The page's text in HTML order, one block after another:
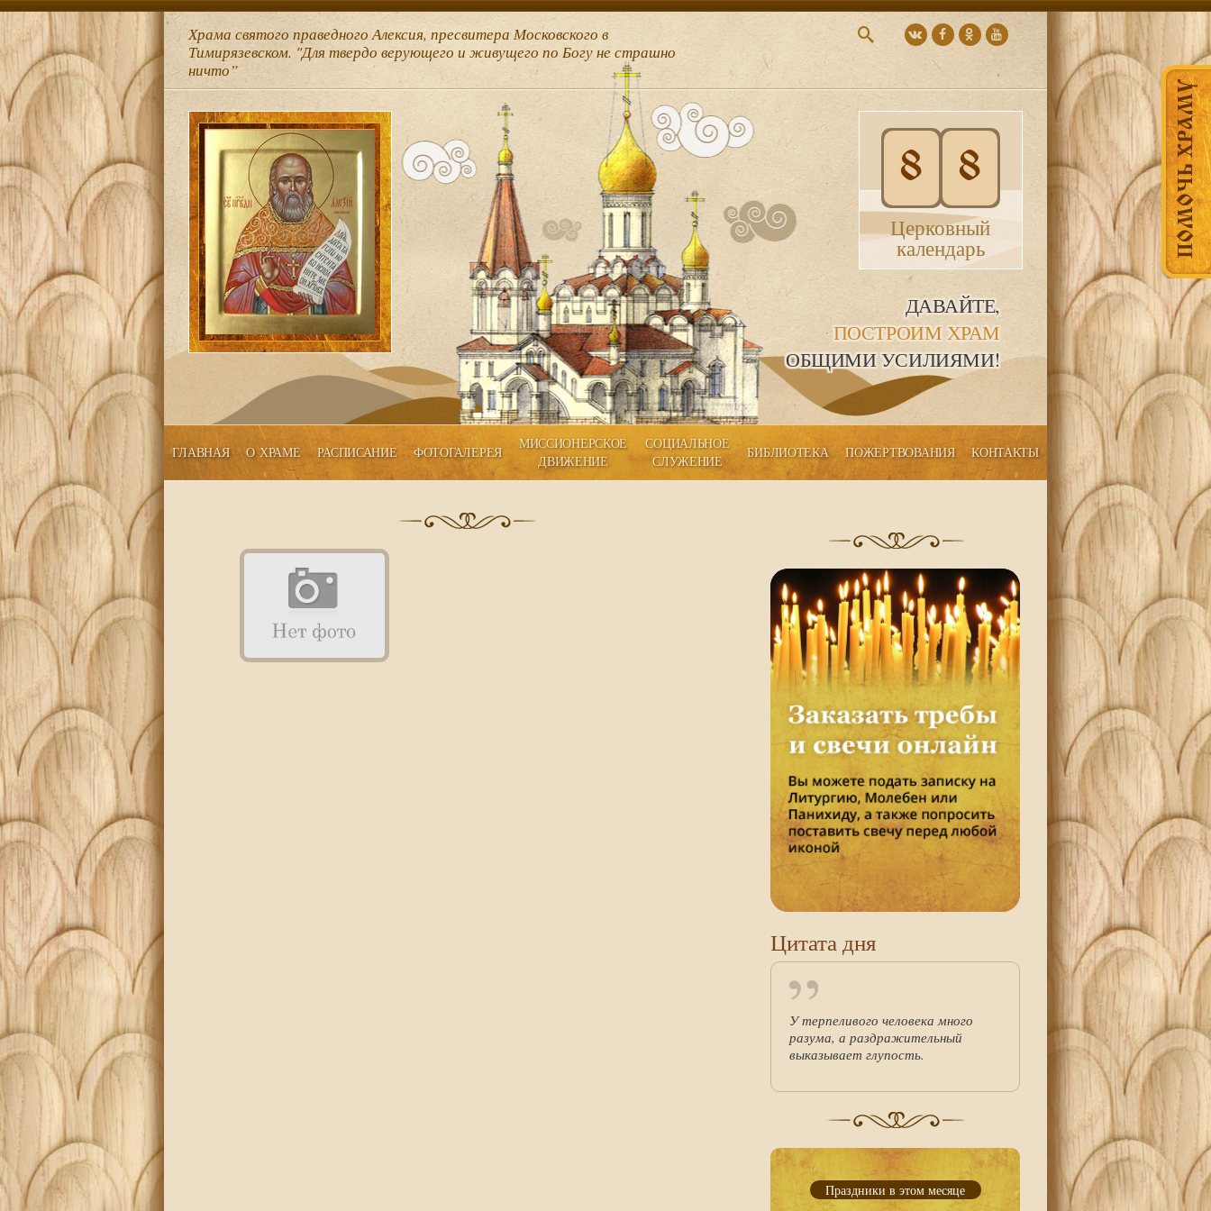
ПОМОЧЬ ХРАМУ
Храма святого праведного Алексия, пресвитера Московского в
Тимирязевском. "Для твердо верующего и живущего по Богу не страшно
ничто”
8 8
Церковный
календарь
ДАВАЙТЕ,
ПОСТРОИМ ХРАМ
ОБЩИМИ УСИЛИЯМИ!
ГЛАВНАЯ О ХРАМЕ РАСПИСАНИЕ ФОТОГАЛЕРЕЯ
МИССИОНЕРСКОЕ
ДВИЖЕНИЕ
СОЦИАЛЬНОЕ
СЛУЖЕНИЕ
БИБЛИОТЕКА ПОЖЕРТВОВАНИЯ КОНТАКТЫ
Цитата дня
У терпеливого человека много
разума, а раздражительный
выказывает глупость.
Праздники в этом месяце